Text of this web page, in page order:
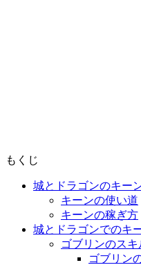
もくじ
城とドラゴンのキー
キーンの使い道
キーンの稼ぎ方
城とドラゴンでのキ
ゴブリンのス
ゴブリン